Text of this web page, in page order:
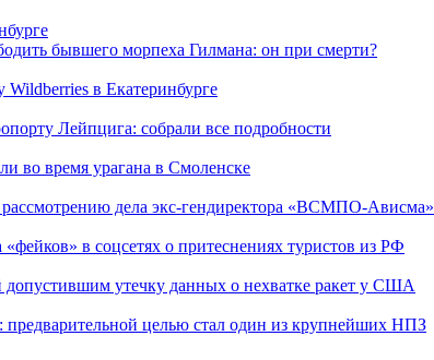
бывшего морпеха Гилмана: он при смерти?
Wildberries в Екатеринбурге
Лейпцига: собрали все подробности
во время урагана в Смоленске
дела экс-гендиректора «ВСМПО-Ависма»
«фейков» в соцсетях о притеснениях туристов из РФ
утечку данных о нехватке ракет у США
предварительной целью стал один из крупнейших НПЗ